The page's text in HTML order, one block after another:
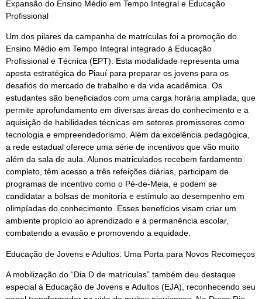
Expansão do Ensino Médio em Tempo Integral e Educação
Profissional
Um dos pilares da campanha de matrículas foi a promoção do
Ensino Médio em Tempo Integral integrado à Educação
Profissional e Técnica (EPT). Esta modalidade representa uma
aposta estratégica do Piauí para preparar os jovens para os
desafios do mercado de trabalho e da vida acadêmica. Os
estudantes são beneficiados com uma carga horária ampliada, que
permite aprofundamento em diversas áreas do conhecimento e a
aquisição de habilidades técnicas em setores promissores como
tecnologia e empreendedorismo. Além da excelência pedagógica,
a rede estadual oferece uma série de incentivos que vão muito
além da sala de aula. Alunos matriculados recebem fardamento
completo, têm acesso a três refeições diárias, participam de
programas de incentivo como o Pé-de-Meia, e podem se
candidatar a bolsas de monitoria e estímulo ao desempenho em
olimpíadas do conhecimento. Esses benefícios visam criar um
ambiente propício ao aprendizado e à permanência escolar,
combatendo a evasão e promovendo a equidade.
Educação de Jovens e Adultos: Uma Porta para Novos Recomeços
A mobilização do “Dia D de matrículas” também deu destaque
especial à Educação de Jovens e Adultos (EJA), reconhecendo seu